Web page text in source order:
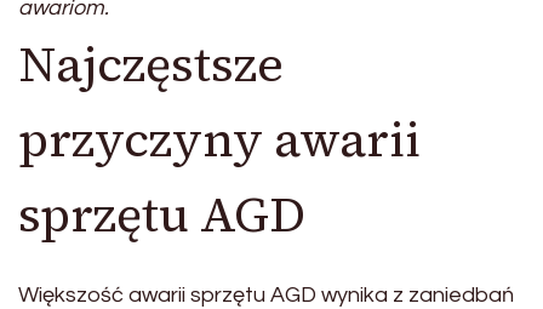
awariom.
Najczęstsze
przyczyny awarii
sprzętu AGD
Większość awarii sprzętu AGD wynika z zaniedbań